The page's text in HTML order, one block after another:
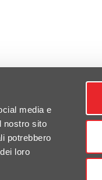
media e
nostro sito
potrebbero
loro